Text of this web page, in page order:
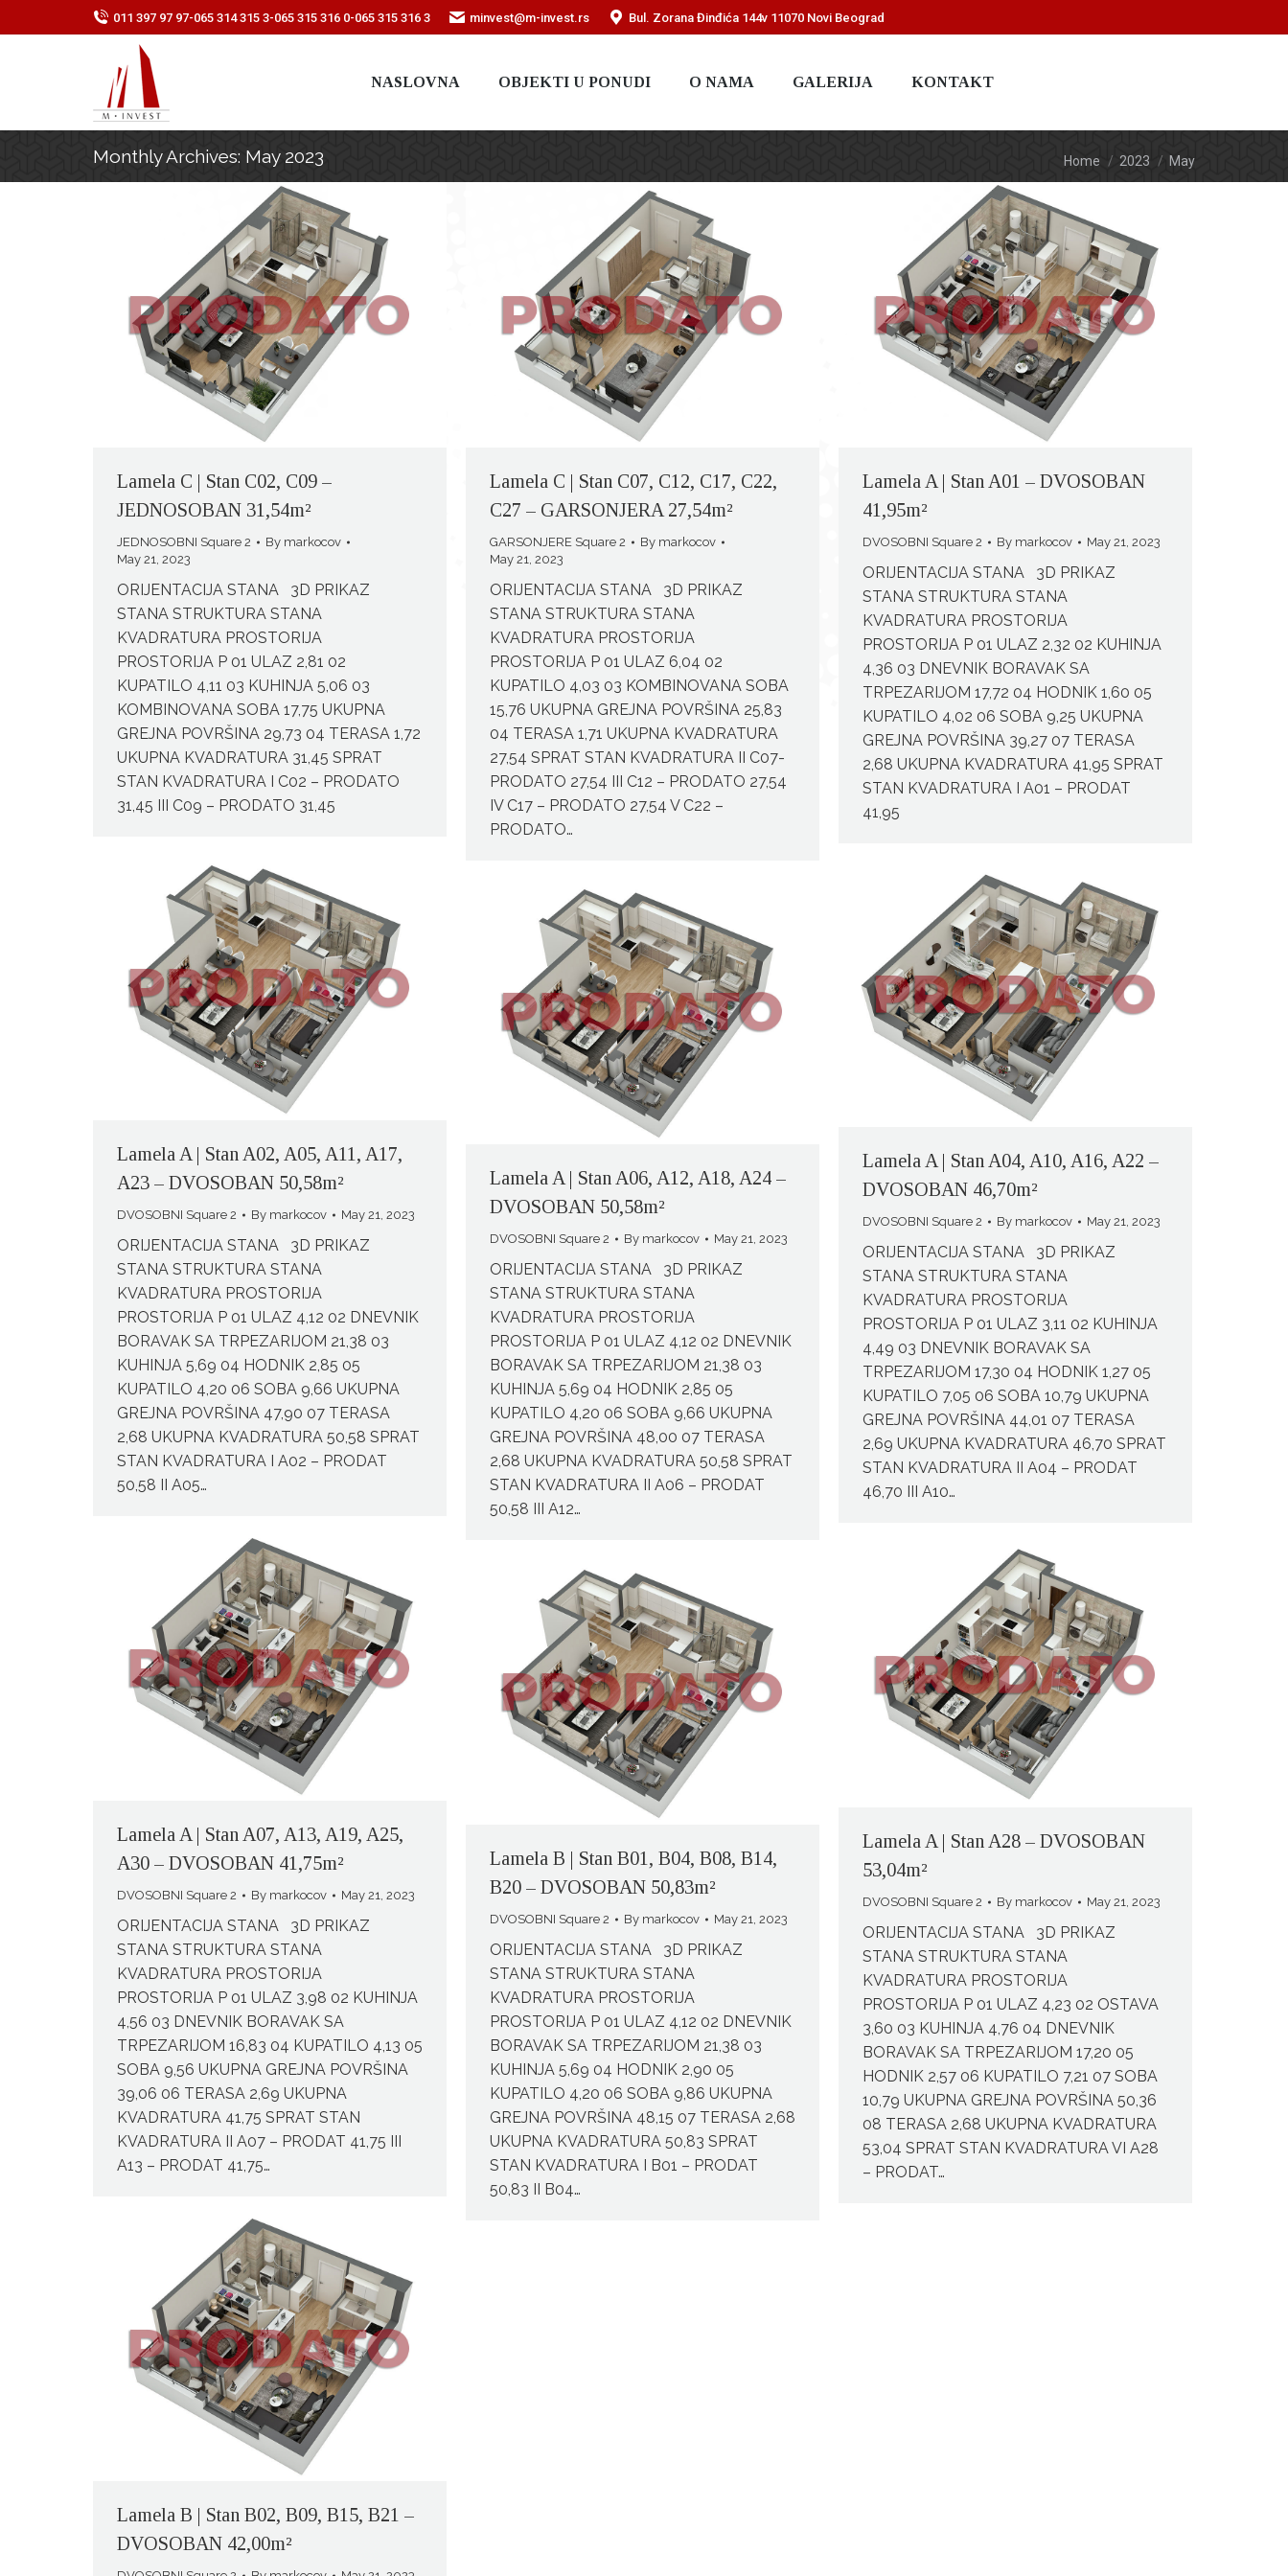
011 397 97 97-065 314 315 3-065 315 316 0-065 315 316 3 minvest@m-invest.rs Bul. Zorana Đinđića 144v 11070 Novi Beograd
NASLOVNA OBJEKTI U PONUDI O NAMA GALERIJA KONTAKT
Monthly Archives: May 2023 You are here:
Home 2023 May
Lamela C | Stan C02, C09 –
JEDNOSOBAN 31,54m²
JEDNOSOBNI Square 2 By markocov
May 21, 2023
ORIJENTACIJA STANA 3D PRIKAZ
STANA STRUKTURA STANA
KVADRATURA PROSTORIJA
PROSTORIJA P 01 ULAZ 2,81 02
KUPATILO 4,11 03 KUHINJA 5,06 03
KOMBINOVANA SOBA 17,75 UKUPNA
GREJNA POVRŠINA 29,73 04 TERASA 1,72
UKUPNA KVADRATURA 31,45 SPRAT
STAN KVADRATURA I C02 – PRODATO
31,45 III C09 – PRODATO 31,45
Lamela C | Stan C07, C12, C17, C22,
C27 – GARSONJERA 27,54m²
GARSONJERE Square 2 By markocov
May 21, 2023
ORIJENTACIJA STANA 3D PRIKAZ
STANA STRUKTURA STANA
KVADRATURA PROSTORIJA
PROSTORIJA P 01 ULAZ 6,04 02
KUPATILO 4,03 03 KOMBINOVANA SOBA
15,76 UKUPNA GREJNA POVRŠINA 25,83
04 TERASA 1,71 UKUPNA KVADRATURA
27,54 SPRAT STAN KVADRATURA II C07-
PRODATO 27,54 III C12 – PRODATO 27,54
IV C17 – PRODATO 27,54 V C22 –
PRODATO…
Lamela A | Stan A01 – DVOSOBAN
41,95m²
DVOSOBNI Square 2 By markocov May 21, 2023
ORIJENTACIJA STANA 3D PRIKAZ
STANA STRUKTURA STANA
KVADRATURA PROSTORIJA
PROSTORIJA P 01 ULAZ 2,32 02 KUHINJA
4,36 03 DNEVNIK BORAVAK SA
TRPEZARIJOM 17,72 04 HODNIK 1,60 05
KUPATILO 4,02 06 SOBA 9,25 UKUPNA
GREJNA POVRŠINA 39,27 07 TERASA
2,68 UKUPNA KVADRATURA 41,95 SPRAT
STAN KVADRATURA I A01 – PRODAT
41,95
Lamela A | Stan A02, A05, A11, A17,
A23 – DVOSOBAN 50,58m²
DVOSOBNI Square 2 By markocov May 21, 2023
ORIJENTACIJA STANA 3D PRIKAZ
STANA STRUKTURA STANA
KVADRATURA PROSTORIJA
PROSTORIJA P 01 ULAZ 4,12 02 DNEVNIK
BORAVAK SA TRPEZARIJOM 21,38 03
KUHINJA 5,69 04 HODNIK 2,85 05
KUPATILO 4,20 06 SOBA 9,66 UKUPNA
GREJNA POVRŠINA 47,90 07 TERASA
2,68 UKUPNA KVADRATURA 50,58 SPRAT
STAN KVADRATURA I A02 – PRODAT
50,58 II A05…
Lamela A | Stan A04, A10, A16, A22 –
DVOSOBAN 46,70m²
DVOSOBNI Square 2 By markocov May 21, 2023
ORIJENTACIJA STANA 3D PRIKAZ
STANA STRUKTURA STANA
KVADRATURA PROSTORIJA
PROSTORIJA P 01 ULAZ 3,11 02 KUHINJA
4,49 03 DNEVNIK BORAVAK SA
TRPEZARIJOM 17,30 04 HODNIK 1,27 05
KUPATILO 7,05 06 SOBA 10,79 UKUPNA
GREJNA POVRŠINA 44,01 07 TERASA
2,69 UKUPNA KVADRATURA 46,70 SPRAT
STAN KVADRATURA II A04 – PRODAT
46,70 III A10…
Lamela A | Stan A06, A12, A18, A24 –
DVOSOBAN 50,58m²
DVOSOBNI Square 2 By markocov May 21, 2023
ORIJENTACIJA STANA 3D PRIKAZ
STANA STRUKTURA STANA
KVADRATURA PROSTORIJA
PROSTORIJA P 01 ULAZ 4,12 02 DNEVNIK
BORAVAK SA TRPEZARIJOM 21,38 03
KUHINJA 5,69 04 HODNIK 2,85 05
KUPATILO 4,20 06 SOBA 9,66 UKUPNA
GREJNA POVRŠINA 48,00 07 TERASA
2,68 UKUPNA KVADRATURA 50,58 SPRAT
STAN KVADRATURA II A06 – PRODAT
50,58 III A12…
Lamela A | Stan A07, A13, A19, A25,
A30 – DVOSOBAN 41,75m²
DVOSOBNI Square 2 By markocov May 21, 2023
ORIJENTACIJA STANA 3D PRIKAZ
STANA STRUKTURA STANA
KVADRATURA PROSTORIJA
PROSTORIJA P 01 ULAZ 3,98 02 KUHINJA
4,56 03 DNEVNIK BORAVAK SA
TRPEZARIJOM 16,83 04 KUPATILO 4,13 05
SOBA 9,56 UKUPNA GREJNA POVRŠINA
39,06 06 TERASA 2,69 UKUPNA
KVADRATURA 41,75 SPRAT STAN
KVADRATURA II A07 – PRODAT 41,75 III
A13 – PRODAT 41,75…
Lamela A | Stan A28 – DVOSOBAN
53,04m²
DVOSOBNI Square 2 By markocov May 21, 2023
ORIJENTACIJA STANA 3D PRIKAZ
STANA STRUKTURA STANA
KVADRATURA PROSTORIJA
PROSTORIJA P 01 ULAZ 4,23 02 OSTAVA
3,60 03 KUHINJA 4,76 04 DNEVNIK
BORAVAK SA TRPEZARIJOM 17,20 05
HODNIK 2,57 06 KUPATILO 7,21 07 SOBA
10,79 UKUPNA GREJNA POVRŠINA 50,36
08 TERASA 2,68 UKUPNA KVADRATURA
53,04 SPRAT STAN KVADRATURA VI A28
– PRODAT…
Lamela B | Stan B01, B04, B08, B14,
B20 – DVOSOBAN 50,83m²
DVOSOBNI Square 2 By markocov May 21, 2023
ORIJENTACIJA STANA 3D PRIKAZ
STANA STRUKTURA STANA
KVADRATURA PROSTORIJA
PROSTORIJA P 01 ULAZ 4,12 02 DNEVNIK
BORAVAK SA TRPEZARIJOM 21,38 03
KUHINJA 5,69 04 HODNIK 2,90 05
KUPATILO 4,20 06 SOBA 9,86 UKUPNA
GREJNA POVRŠINA 48,15 07 TERASA 2,68
UKUPNA KVADRATURA 50,83 SPRAT
STAN KVADRATURA I B01 – PRODAT
50,83 II B04…
Lamela B | Stan B02, B09, B15, B21 –
DVOSOBAN 42,00m²